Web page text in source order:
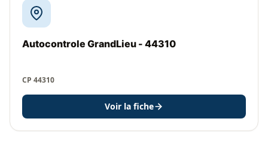
Autocontrole GrandLieu - 44310
CP 44310
Voir la fiche